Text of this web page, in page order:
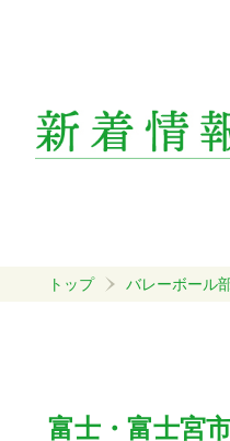
トップ バレーボール
富士・富士宮